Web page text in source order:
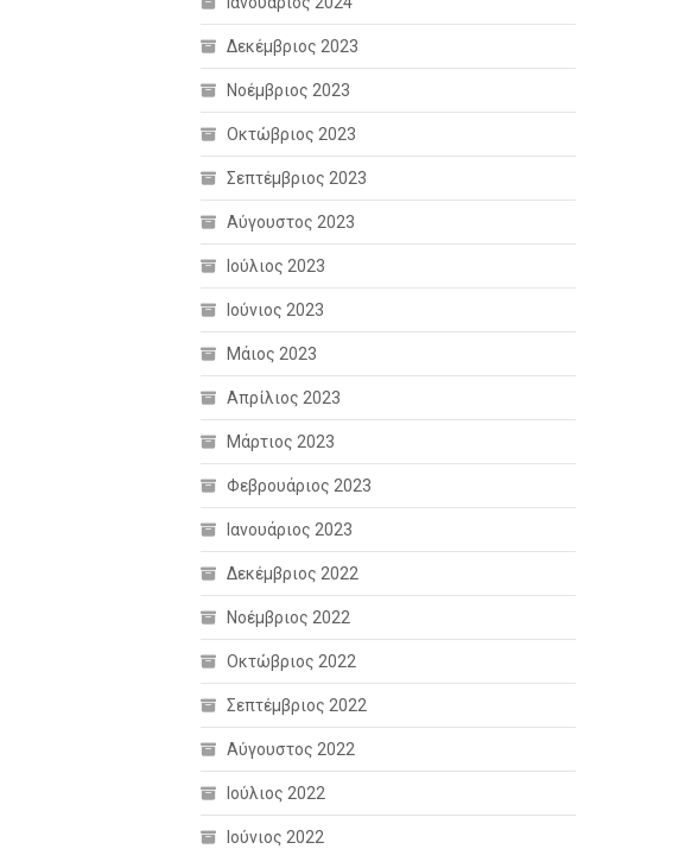
Δεκέμβριος 2023
Νοέμβριος 2023
Οκτώβριος 2023
Σεπτέμβριος 2023
Αύγουστος 2023
Ιούλιος 2023
Ιούνιος 2023
Μάιος 2023
Απρίλιος 2023
Μάρτιος 2023
Φεβρουάριος 2023
Ιανουάριος 2023
Δεκέμβριος 2022
Νοέμβριος 2022
Οκτώβριος 2022
Σεπτέμβριος 2022
Αύγουστος 2022
Ιούλιος 2022
Ιούνιος 2022